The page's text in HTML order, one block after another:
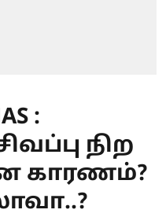
:
நிற
காரணம்?